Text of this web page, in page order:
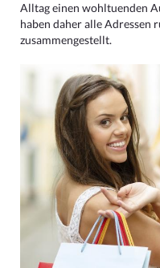
Alltag einen wohltuenden
haben daher alle Adressen
zusammengestellt.